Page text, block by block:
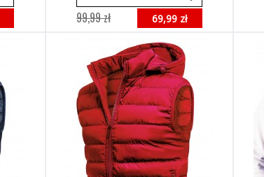
69,99 zł
99,99 zł